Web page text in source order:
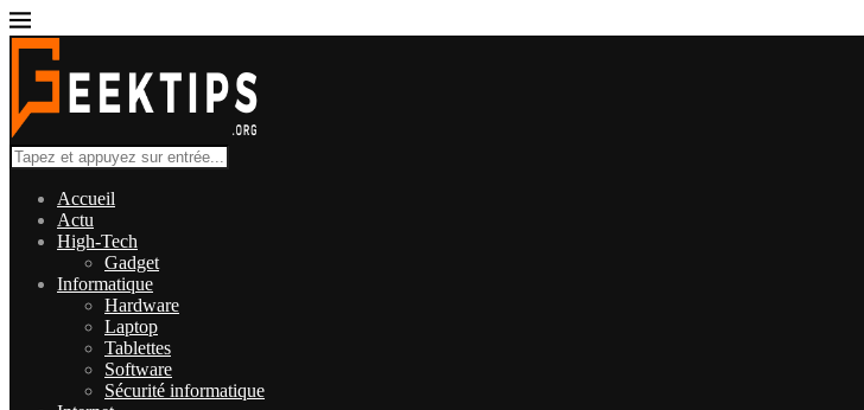
Accueil
Actu
High-Tech
Gadget
Informatique
Hardware
Laptop
Tablettes
Software
Sécurité informatique